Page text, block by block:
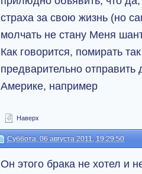
страха за свою жизнь (но
молчать не стану Меня
Как говорится, помирать
предварительно отправить
Америке, например
Наверх
Суббота, 06 августа 2011, 19:29:50
Он этого брака не хотел и